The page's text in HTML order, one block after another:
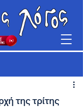
της τρίτης